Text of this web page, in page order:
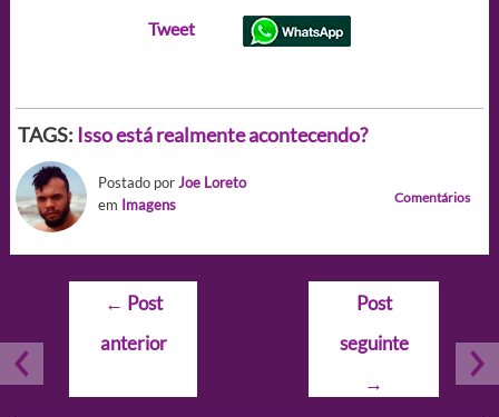
Tweet
TAGS: Isso está realmente acontecendo?
Postado porJoe Loreto
em Imagens Comentários
Navegação
Post
← Post
anterior
Post
seguinte
→